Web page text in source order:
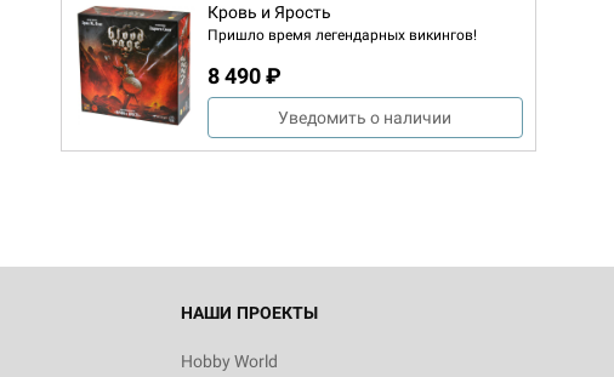
Кровь и Ярость
Пришло время легендарных викингов!
8 490 ₽
Уведомить о наличии
НАШИ ПРОЕКТЫ
Hobby World